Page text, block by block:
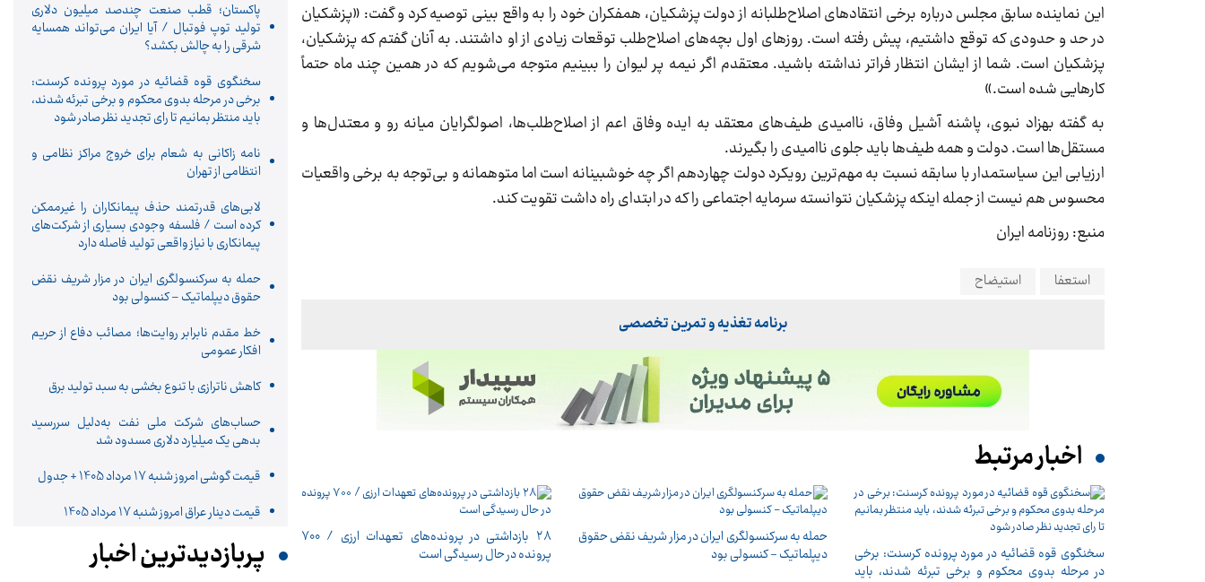
این نماینده سابق مجلس درباره برخی انتقادهای اصلاح‌طلبانه از دولت پزشکیان، همفکران خود را به واقع بینی توصیه کرد و گفت: «پزشکیان
در حد و حدودی که توقع داشتیم، پیش رفته است. روزهای اول بچه‌های اصلاح‌طلب توقعات زیادی از او داشتند. به آنان گفتم که پزشکیان،
پزشکیان است. شما از ایشان انتظار فراتر نداشته باشید. معتقدم اگر نیمه پر لیوان را ببینیم متوجه می‌شویم که در همین چند ماه حتماً
کارهایی شده است.»
به گفته بهزاد نبوی، پاشنه آشیل وفاق، ناامیدی طیف‌های معتقد به ایده وفاق اعم از اصلاح‌طلب‌ها، اصولگرایان میانه رو و معتدل‌ها و
مستقل‌ها است. دولت و همه طیف‌ها باید جلوی ناامیدی را بگیرند.
ارزیابی این سیاستمدار با سابقه نسبت به مهم‌ترین رویکرد دولت چهاردهم اگر چه خوشبینانه است اما متوهمانه و بی‌توجه به برخی واقعیات
محسوس هم نیست از جمله اینکه پزشکیان نتوانسته سرمایه اجتماعی را که در ابتدای راه داشت تقویت کند.
منبع: روزنامه ایران
استعفا استیضاح
برنامه تغذیه و تمرین تخصصی
اخبار مرتبط
سخنگوی قوه قضائیه در مورد پرونده کرسنت: برخی
در مرحله بدوی محکوم و برخی تبرئه شدند، باید
حمله به سرکنسولگری ایران در مزار شریف نقض حقوق
دیپلماتیک - کنسولی بود
۲۸ بازداشتی در پرونده‌های تعهدات ارزی / ۷۰۰
پرونده در حال رسیدگی است
پاکستان؛ قطب صنعت چندصد میلیون دلاری
تولید توپ فوتبال / آیا ایران می‌تواند همسایه
شرقی را به چالش بکشد؟
سخنگوی قوه قضائیه در مورد پرونده کرسنت:
برخی در مرحله بدوی محکوم و برخی تبرئه شدند،
باید منتظر بمانیم تا رای تجدید نظر صادر شود
نامه زاکانی به شعام برای خروج مراکز نظامی و
انتظامی از تهران
لابی‌های قدرتمند حذف پیمانکاران را غیرممکن
کرده است / فلسفه وجودی بسیاری از شرکت‌های
پیمانکاری با نیاز واقعی تولید فاصله دارد
حمله به سرکنسولگری ایران در مزار شریف نقض
حقوق دیپلماتیک – کنسولی بود
خط مقدم نابرابر روایت‌ها؛ مصائب دفاع از حریم
افکار عمومی
کاهش ناترازی با تنوع بخشی به سبد تولید برق
حساب‌های شرکت ملی نفت به‌دلیل سررسید
بدهی یک میلیارد دلاری مسدود شد
قیمت گوشی امروز شنبه 17 مرداد 1405 + جدول
قیمت دینار عراق امروز شنبه 17 مرداد 1405
پربازدیدترین اخبار